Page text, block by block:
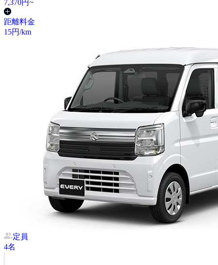
7,370円~
距離料金
15円/km
定員
4名